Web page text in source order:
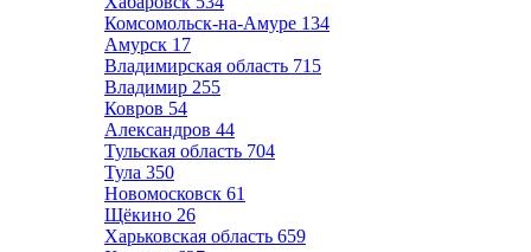
Комсомольск-на-Амуре 134
Амурск 17
Владимирская область 715
Владимир 255
Ковров 54
Александров 44
Тульская область 704
Тула 350
Новомосковск 61
Щёкино 26
Харьковская область 659